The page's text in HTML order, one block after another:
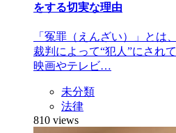
をする切実な理由
「冤罪（えんざい）」とは
裁判によって“犯人”にされ
映画やテレビ…
未分類
法律
810 views